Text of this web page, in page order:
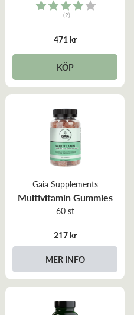
Rating:
(2)
471 kr
KÖP
Gaia Supplements
Multivitamin Gummies
60 st
217 kr
MER INFO